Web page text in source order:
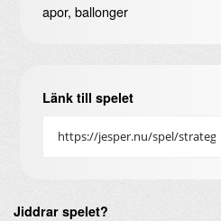
apor, ballonger
Länk till spelet
Jiddrar spelet?